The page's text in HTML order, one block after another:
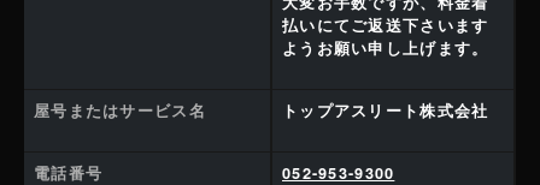
払いにてご返送下さいます
ようお願い申し上げます。
屋号またはサービス名 トップアスリート株式会社
電話番号 052-953-9300